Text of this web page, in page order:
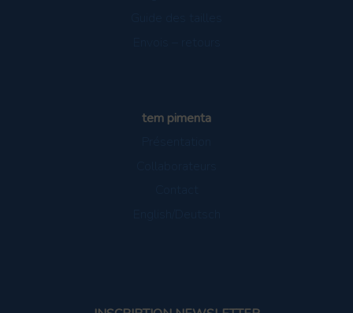
tem pimenta